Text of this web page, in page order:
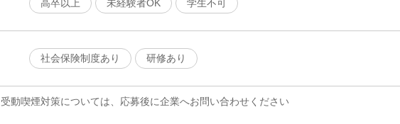
高卒以上
未経験者OK 学生不可
社会保険制度あり
研修あり
受動喫煙対策については、応募後に企業へお問い合わせください